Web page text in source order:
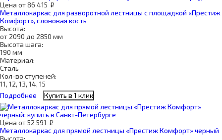
Цена от86 415 ₽
Металлокаркас для разворотной лестницы с площадкой «Престиж
Комфорт», слоновая кость
Высота:
от 2090 до 2850 мм
Высота шага:
190 мм
Материал:
Сталь
Кол-во ступеней:
11, 12, 13, 14, 15
Подробнее
Купить в 1 клик
Цена от52 591 ₽
Металлокаркас для прямой лестницы «Престиж Комфорт» черный
Высота: